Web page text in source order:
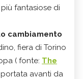
fantasiose di
cambiamento
fiera di Torino
( fonte: The
avanti da